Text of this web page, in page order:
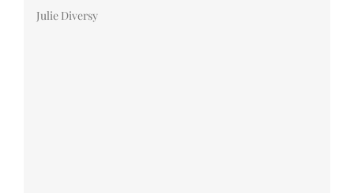
Julie Diversy